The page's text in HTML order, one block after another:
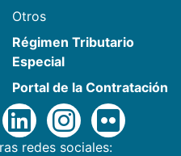
Otros
Régimen Tributario
Especial
Portal de la Contratación
redes sociales: